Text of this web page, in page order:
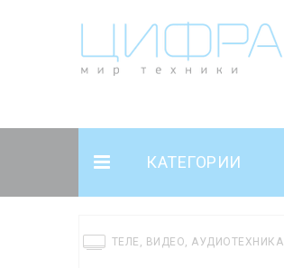
КАТЕГОРИИ
ТЕЛЕ, ВИДЕО, АУДИОТЕХНИКА